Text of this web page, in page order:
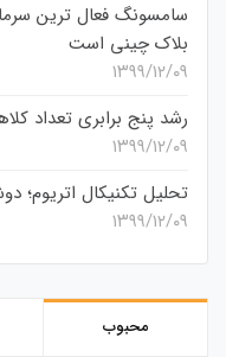
سامسونگ فعال‌ ترین
بلاک چینی است
۱۳۹۹/۱۲/۰۹
رشد پنج برابری تعداد
۱۳۹۹/۱۲/۰۹
تحلیل تکنیکال اتریوم؛ دوشنبه 28
۱۳۹۹/۱۲/۰۹
محبوب